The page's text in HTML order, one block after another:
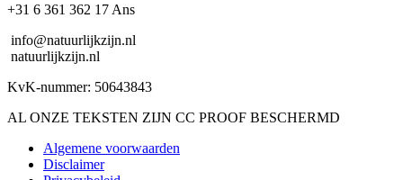
+31 6 361 362 17 Ans
info@natuurlijkzijn.nl
natuurlijkzijn.nl
KvK-nummer: 50643843
AL ONZE TEKSTEN ZIJN CC PROOF BESCHERMD
Algemene voorwaarden
Disclaimer